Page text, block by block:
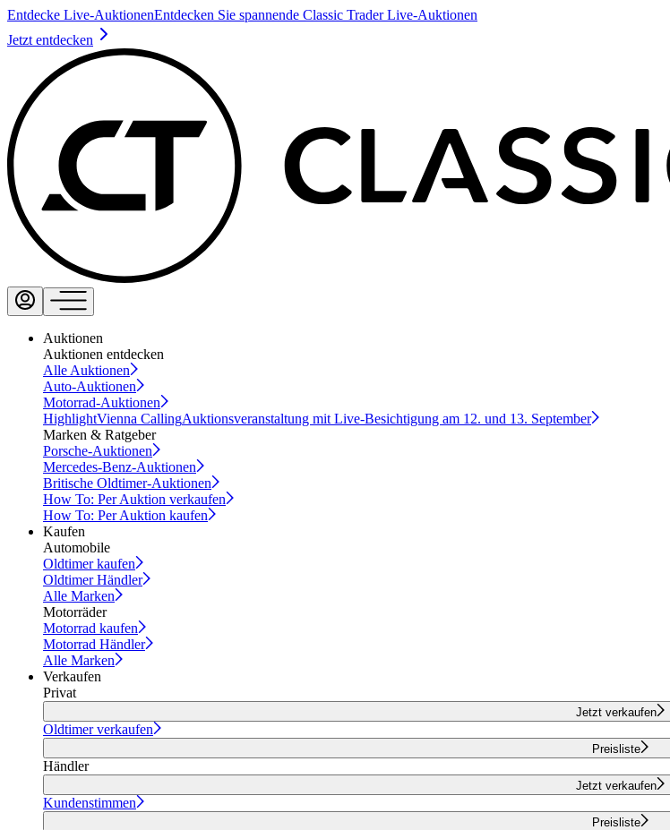
Entdecke Live-AuktionenEntdecken Sie spannende Classic Trader Live-Auktionen
Jetzt entdecken
Auktionen
Auktionen entdecken
Alle Auktionen
Auto-Auktionen
Motorrad-Auktionen
HighlightVienna CallingAuktionsveranstaltung mit Live-Besichtigung am 12. und 13. September
Marken & Ratgeber
Porsche-Auktionen
Mercedes-Benz-Auktionen
Britische Oldtimer-Auktionen
How To: Per Auktion verkaufen
How To: Per Auktion kaufen
Kaufen
Automobile
Oldtimer kaufen
Oldtimer Händler
Alle Marken
Motorräder
Motorrad kaufen
Motorrad Händler
Alle Marken
Verkaufen
Privat
Jetzt verkaufen
Oldtimer verkaufen
Preisliste
Händler
Jetzt verkaufen
Kundenstimmen
Preisliste